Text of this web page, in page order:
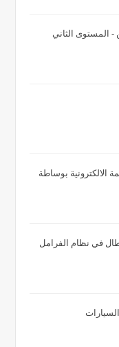
- المستوى الثاني
بوساطة
في نظام الفرامل